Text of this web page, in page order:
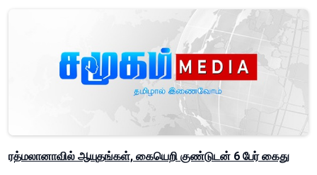
ரத்மலானாவில் ஆயுதங்கள், கையெறி குண்டுடன் 6 பேர் கைது